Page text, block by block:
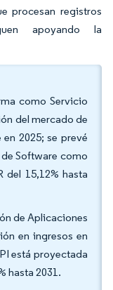
procesan registros
apoyando la
como Servicio
del mercado de
2025; se prevé
Software como
del 15,12% hasta
de Aplicaciones
en ingresos en
está proyectada
hasta 2031.